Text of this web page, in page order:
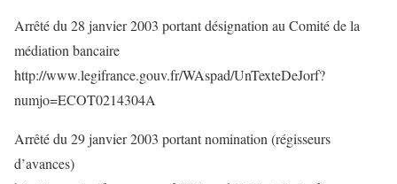
Arrêté du 28 janvier 2003 portant désignation au Comité de la
médiation bancaire
http://www.legifrance.gouv.fr/WAspad/UnTexteDeJorf?
numjo=ECOT0214304A
Arrêté du 29 janvier 2003 portant nomination (régisseurs
d’avances)